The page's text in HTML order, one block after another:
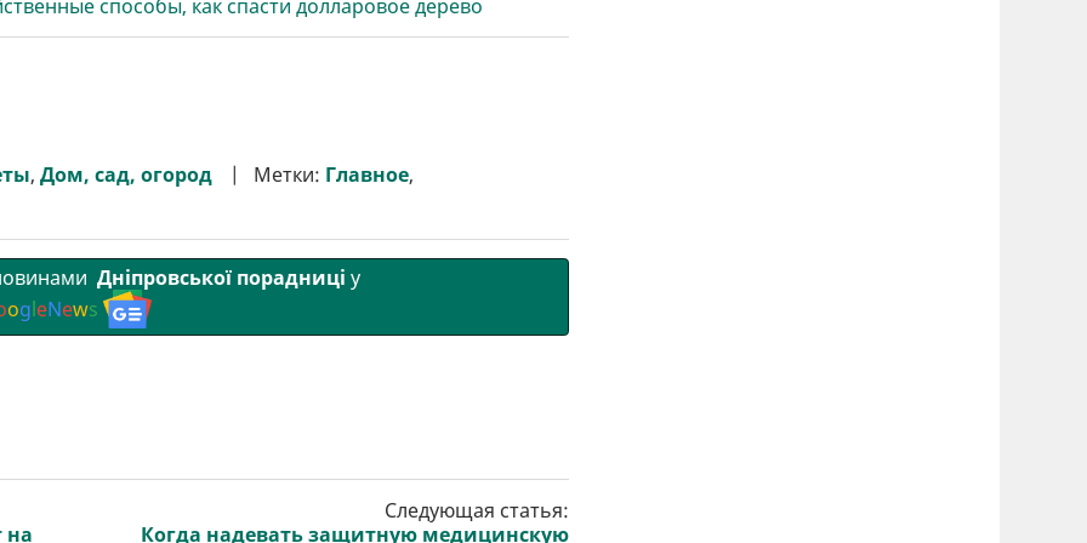
способы, как спасти долларовое дерево
, Дом, сад, огород Метки: Главное,
Дніпровської порадниці у
ogleNews
на
Следующая статья:
Когда надевать защитную медицинскую